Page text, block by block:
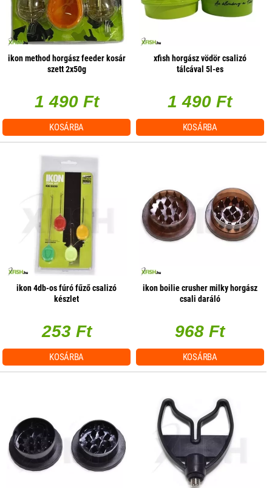
ikon method horgász feeder kosár
szett 2x50g
1 490 Ft
KOSÁRBA
xfish horgász vödör csalizó
tálcával 5l-es
1 490 Ft
KOSÁRBA
ikon 4db-os fúró fűző csalizó
készlet
253 Ft
KOSÁRBA
ikon boilie crusher milky horgász
csali daráló
968 Ft
KOSÁRBA